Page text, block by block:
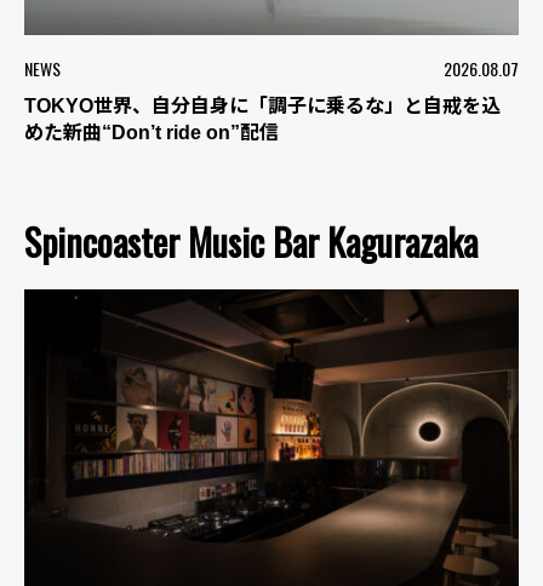
NEWS 2026.08.07
TOKYO世界、自分自身に「調子に乗るな」と自戒を込
めた新曲“Don’t ride on”配信
Spincoaster Music Bar Kagurazaka